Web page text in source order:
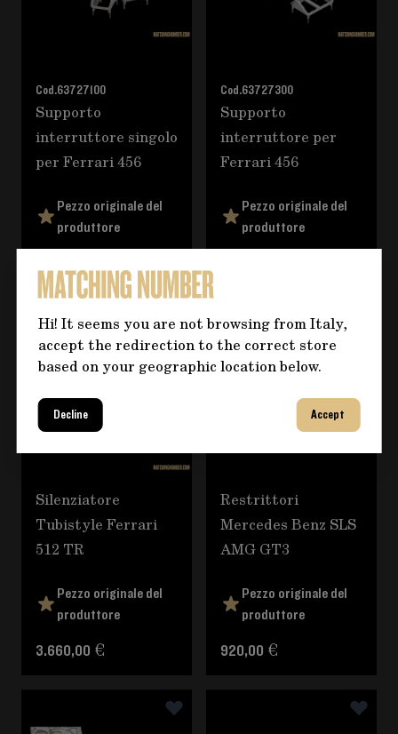
Hi! It seems you are not browsing from Italy,
accept the redirection to the correct store
based on your geographic location below.
Decline Accept
Cod.63727100
Supporto
interruttore singolo
per Ferrari 456
Pezzo originale del
produttore
Cod.63727300
Supporto
interruttore per
Ferrari 456
Pezzo originale del
produttore
Silenziatore
Tubistyle Ferrari
512 TR
Pezzo originale del
produttore
3.660,00 €
Restrittori
Mercedes Benz SLS
AMG GT3
Pezzo originale del
produttore
920,00 €